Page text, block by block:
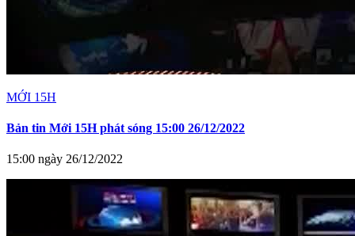
MỚI 15H
Bản tin Mới 15H phát sóng 15:00 26/12/2022
15:00 ngày 26/12/2022